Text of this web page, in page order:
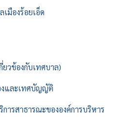
มืองร้อยเอ็ด
วข้องกับเทศบาล)
งและเทศบัญญัติ
ารสาธารณะขององค์การบริหาร